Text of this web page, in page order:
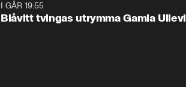
I GÅR 19:55
Blåvitt tvingas utrymma Gamla Ullevi